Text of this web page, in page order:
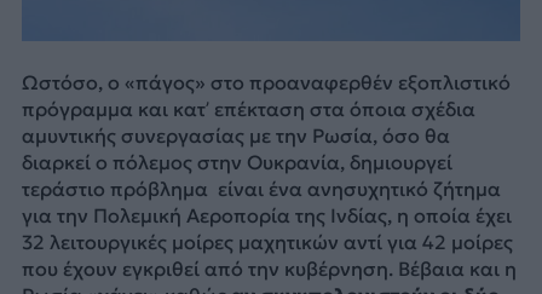
Ωστόσο, ο «πάγος» στο προαναφερθέν εξοπλιστικό
πρόγραμμα και κατ’ επέκταση στα όποια σχέδια
αμυντικής συνεργασίας με την Ρωσία, όσο θα
διαρκεί ο πόλεμος στην Ουκρανία, δημιουργεί
τεράστιο πρόβλημα είναι ένα ανησυχητικό ζήτημα
για την Πολεμική Αεροπορία της Ινδίας, η οποία έχει
32 λειτουργικές μοίρες μαχητικών αντί για 42 μοίρες
που έχουν εγκριθεί από την κυβέρνηση. Βέβαια και η